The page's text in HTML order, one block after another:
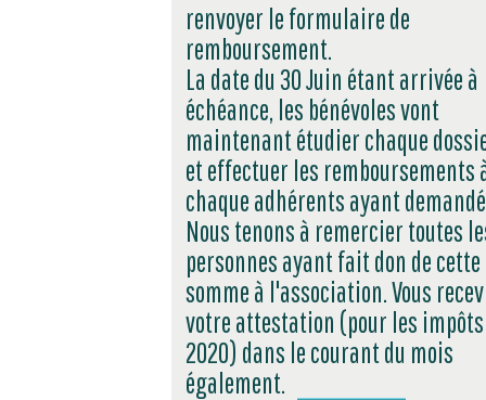
renvoyer le formulaire de
remboursement.
La date du 30 Juin étant arrivée à
échéance, les bénévoles vont
maintenant étudier chaque
et effectuer les remboursements
chaque adhérents ayant
Nous tenons à remercier toutes
personnes ayant fait don de cette
somme à l'association. Vous
votre attestation (pour les impôts
2020) dans le courant du mois
également.